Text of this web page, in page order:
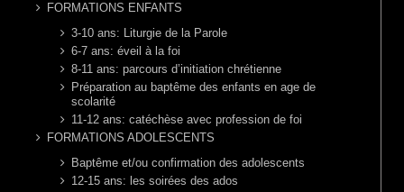
FORMATIONS ENFANTS
3-10 ans: Liturgie de la Parole
6-7 ans: éveil à la foi
8-11 ans: parcours d’initiation chrétienne
Préparation au baptême des enfants en age de
scolarité
11-12 ans: catéchèse avec profession de foi
FORMATIONS ADOLESCENTS
Baptême et/ou confirmation des adolescents
12-15 ans: les soirées des ados